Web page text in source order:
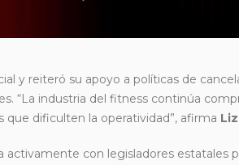
y reiteró su apoyo a políticas de
“La industria del fitness continúa
que dificulten la operatividad”, afirma
con legisladores estatales